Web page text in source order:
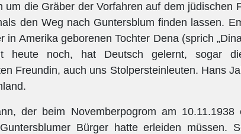
die Gräber der Vorfahren auf dem jüdischen
den Weg nach Guntersblum finden lassen.
Amerika geborenen Tochter Dena (sprich
noch, hat Deutsch gelernt, sogar
Freundin, auch uns Stolpersteinleuten. Hans
der beim Novemberpogrom am 10.11.1938
Bürger hatte erleiden müssen.